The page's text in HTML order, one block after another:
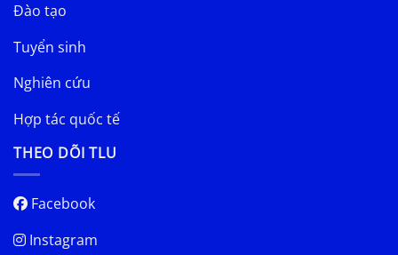
Đào tạo
Tuyển sinh
Nghiên cứu
Hợp tác quốc tế
THEO DÕI TLU
Facebook
Instagram